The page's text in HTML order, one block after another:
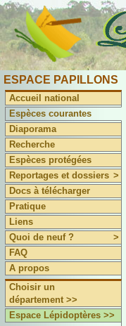
ESPACE PAPILLONS
Accueil national
Espèces courantes
Diaporama
Recherche
Espèces protégées
Reportages et dossiers >
Docs à télécharger
Pratique
Liens
Quoi de neuf ?
>
FAQ
A propos
Choisir un
département >>
Espace Lépidoptères >>